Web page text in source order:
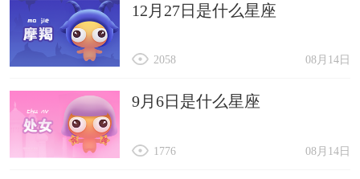
12月27日是什么星座
08月14日
2058
9月6日是什么星座
08月14日
1776